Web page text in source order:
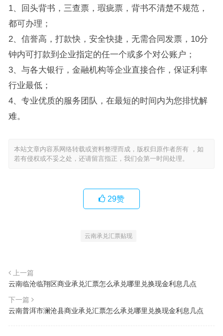
1、回头背书，三查票，瑕疵票，背书不清楚不规范，
都可办理；
2、信誉高，打款快，安全快捷，无需合同发票，10分
钟内可打款到企业指定的任一个或多个对公账户；
3、与各大银行，金融机构等企业直接合作，保证利率
行业最低；
4、专业优质的服务团队，在最短的时间内为您排忧解
难。
本站文章内容系网络转载或资料整理而成，版权归原作者所有 ，如
若有侵权或不妥之处，还请留言指正，我们会第一时间处理。
29赞
云南承兑汇票贴现
上一篇
云南临沧临翔区商业承兑汇票怎么承兑哪里兑换现金利息几点
下一篇
云南普洱市澜沧县商业承兑汇票怎么承兑哪里兑换现金利息几点